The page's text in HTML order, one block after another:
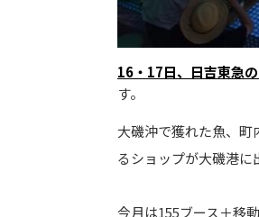
16・17日、日吉東急
す。
大磯沖で獲れた魚、
るショップが大磯港に
今月は155ブース＋移